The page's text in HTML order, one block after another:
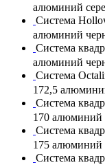
алюминий
Система
алюминий
Система
алюминий
Система
172,5
Система
170 алюминий
Система
175 алюминий
Система